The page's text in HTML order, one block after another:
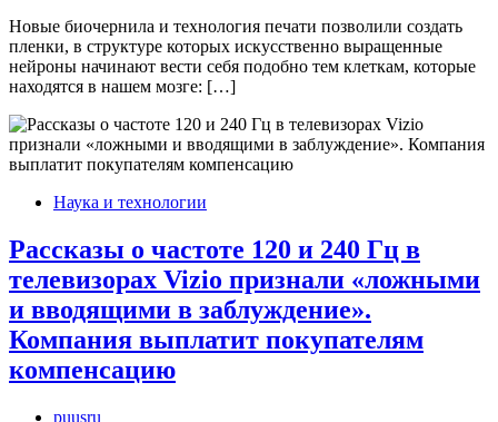
Новые биочернила и технология печати позволили создать
пленки, в структуре которых искусственно выращенные
нейроны начинают вести себя подобно тем клеткам, которые
находятся в нашем мозге: […]
Наука и технологии
Рассказы о частоте 120 и 240 Гц в
телевизорах Vizio признали «ложными
и вводящими в заблуждение».
Компания выплатит покупателям
компенсацию
puusru